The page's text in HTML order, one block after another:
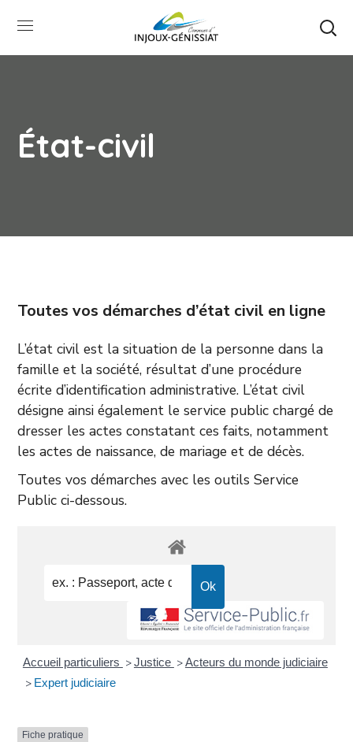
État-civil
Toutes vos démarches d’état civil en ligne
L’état civil est la situation de la personne dans la
famille et la société, résultat d’une procédure
écrite d’identification administrative. L’état civil
désigne ainsi également le service public chargé de
dresser les actes constatant ces faits, notamment
les actes de naissance, de mariage et de décès.
Toutes vos démarches avec les outils Service
Public ci-dessous.
Accueil particuliers >Justice >Acteurs du monde judiciaire
> Expert judiciaire
Fiche pratique